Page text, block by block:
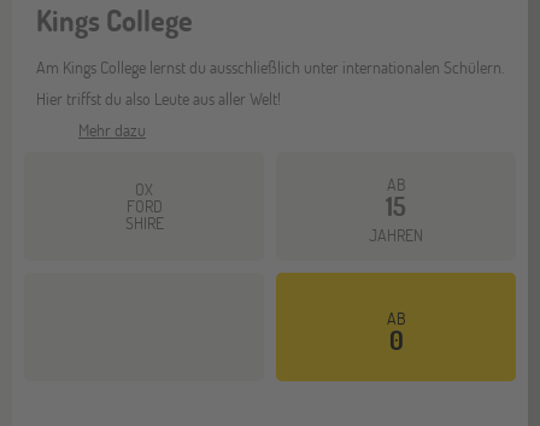
Kings College
Am Kings College lernst du ausschließlich unter internationalen Schülern.
Hier triffst du also Leute aus aller Welt!
Mehr dazu
OX
FORD
SHIRE
AB
15
JAHREN
AB
0